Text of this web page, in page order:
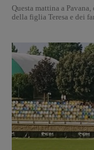
Questa mattina a
della figlia Teresa e dei